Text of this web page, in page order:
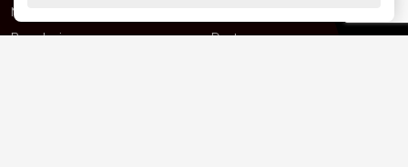
Novosti & Promocije
Brandovi
Dostava